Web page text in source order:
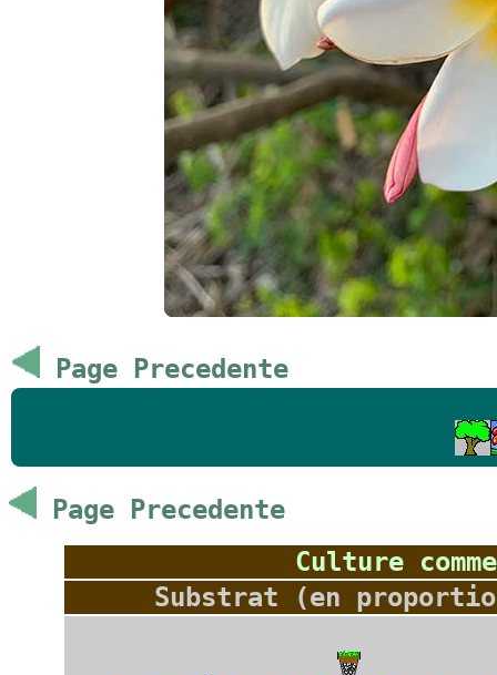
Page Precedente
Page Precedente
Culture
Substrat (en